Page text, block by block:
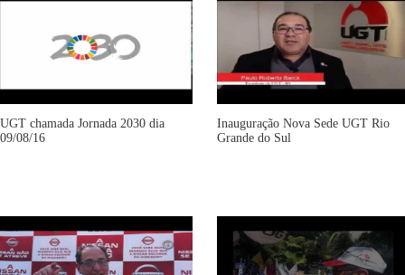
UGT chamada Jornada 2030 dia
09/08/16
Inauguração Nova Sede UGT Rio
Grande do Sul